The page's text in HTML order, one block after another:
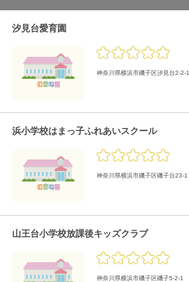
汐見台愛育園
神奈川県横浜市磯子区汐見台2-2-1
浜小学校はまっ子ふれあいスクール
神奈川県横浜市磯子区磯子台23-1
山王台小学校放課後キッズクラブ
神奈川県横浜市磯子区磯子5-2-1